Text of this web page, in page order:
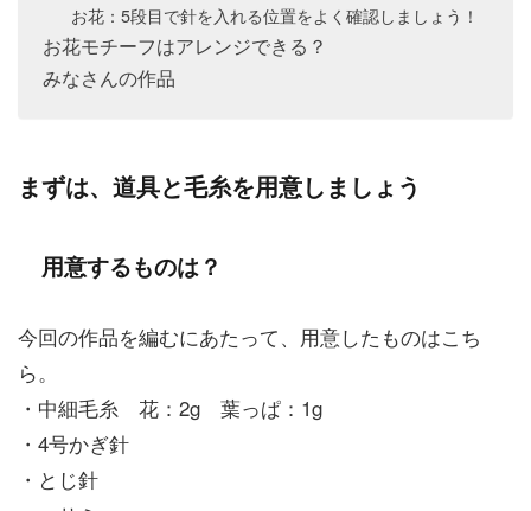
お花：5段目で針を入れる位置をよく確認しましょう！
お花モチーフはアレンジできる？
みなさんの作品
まずは、道具と毛糸を用意しましょう
用意するものは？
今回の作品を編むにあたって、用意したものはこち
ら。
・中細毛糸 花：2g 葉っぱ：1g
・4号かぎ針
・とじ針